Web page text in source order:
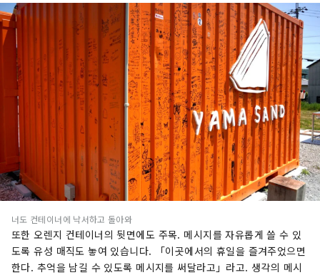
너도 컨테이너에 낙서하고 돌아와
또한 오렌지 컨테이너의 뒷면에도 주목. 메시지를 자유롭게 쓸 수 있
도록 유성 매직도 놓여 있습니다. 「이곳에서의 휴일을 즐겨주었으면
한다. 추억을 남길 수 있도록 메시지를 써달라고」라고. 생각의 메시